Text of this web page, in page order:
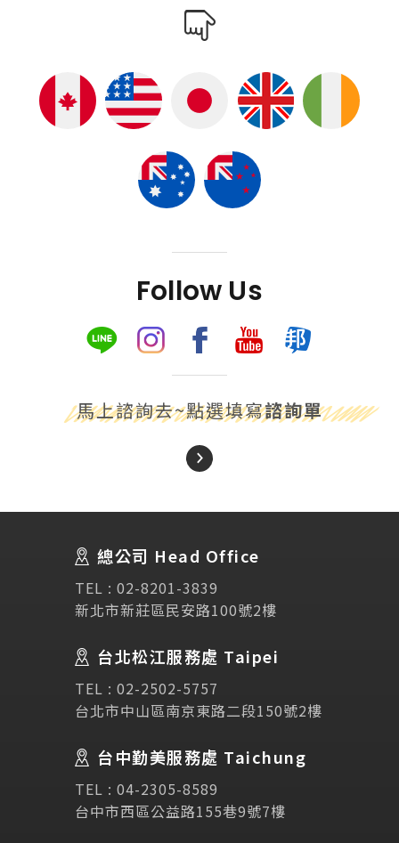
諮詢表單
講座活動
Testimonial
Links 相關連結
使用條款 免責聲明 隱私權保護政策
Follow Us
馬上諮詢去~點選填寫諮詢單
總公司 Head Office
TEL : 02-8201-3839
新北市新莊區民安路100號2樓
台北松江服務處 Taipei
TEL : 02-2502-5757
台北市中山區南京東路二段150號2樓
台中勤美服務處 Taichung
TEL : 04-2305-8589
台中市西區公益路155巷9號7樓